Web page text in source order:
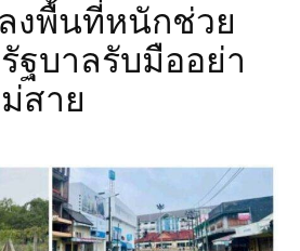
ลงพื้นที่หนักช่วย
ฐบาลรับมืออย่า
สาย